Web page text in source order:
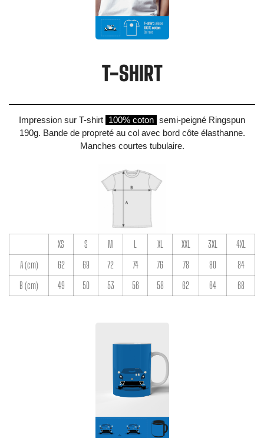
T-SHIRT
Impression sur T-shirt 100% coton semi-peigné Ringspun
190g. Bande de propreté au col avec bord côte élasthanne.
Manches courtes tubulaire.
XS S M L XL XXL 3XL
4XL
A (cm)
62 69 72 74 76 78 80
84
B (cm)
49 50 53 56 58 62 64 68